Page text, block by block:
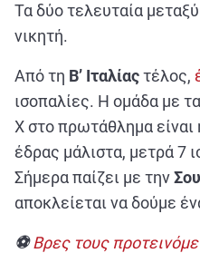
Τα δύο τελευταία
νικητή.
Από τη Β’ Ιταλίαςτέλος,
ισοπαλίες. Η ομάδα με
Χ στο πρωτάθλημα είναι
έδρας μάλιστα, μετρά 7
Σήμερα παίζει με την
αποκλείεται να δούμε
⚽ Βρες τους